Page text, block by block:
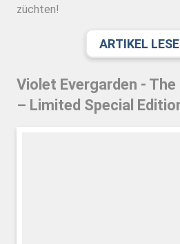
züchten!
ARTIKEL
Violet Evergarden -
– Limited Special